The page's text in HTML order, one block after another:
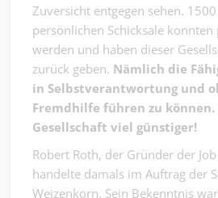
Zuversicht entgegen sehen.
persönlichen Schicksale
werden und haben dieser
zurück geben. Nämlich die
in Selbstverantwortung und
Fremdhilfe führen zu
Gesellschaft viel günstiger!
Robert Roth, der Gründer der
handelte damals im Auftrag der
Weizenkorn. Sein Bekenntnis war